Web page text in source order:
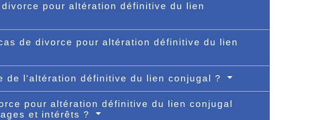
pour altération définitive du lien
de divorce pour altération définitive du lien
de l'altération définitive du lien conjugal ?
pour altération définitive du lien conjugal
et intérêts ?